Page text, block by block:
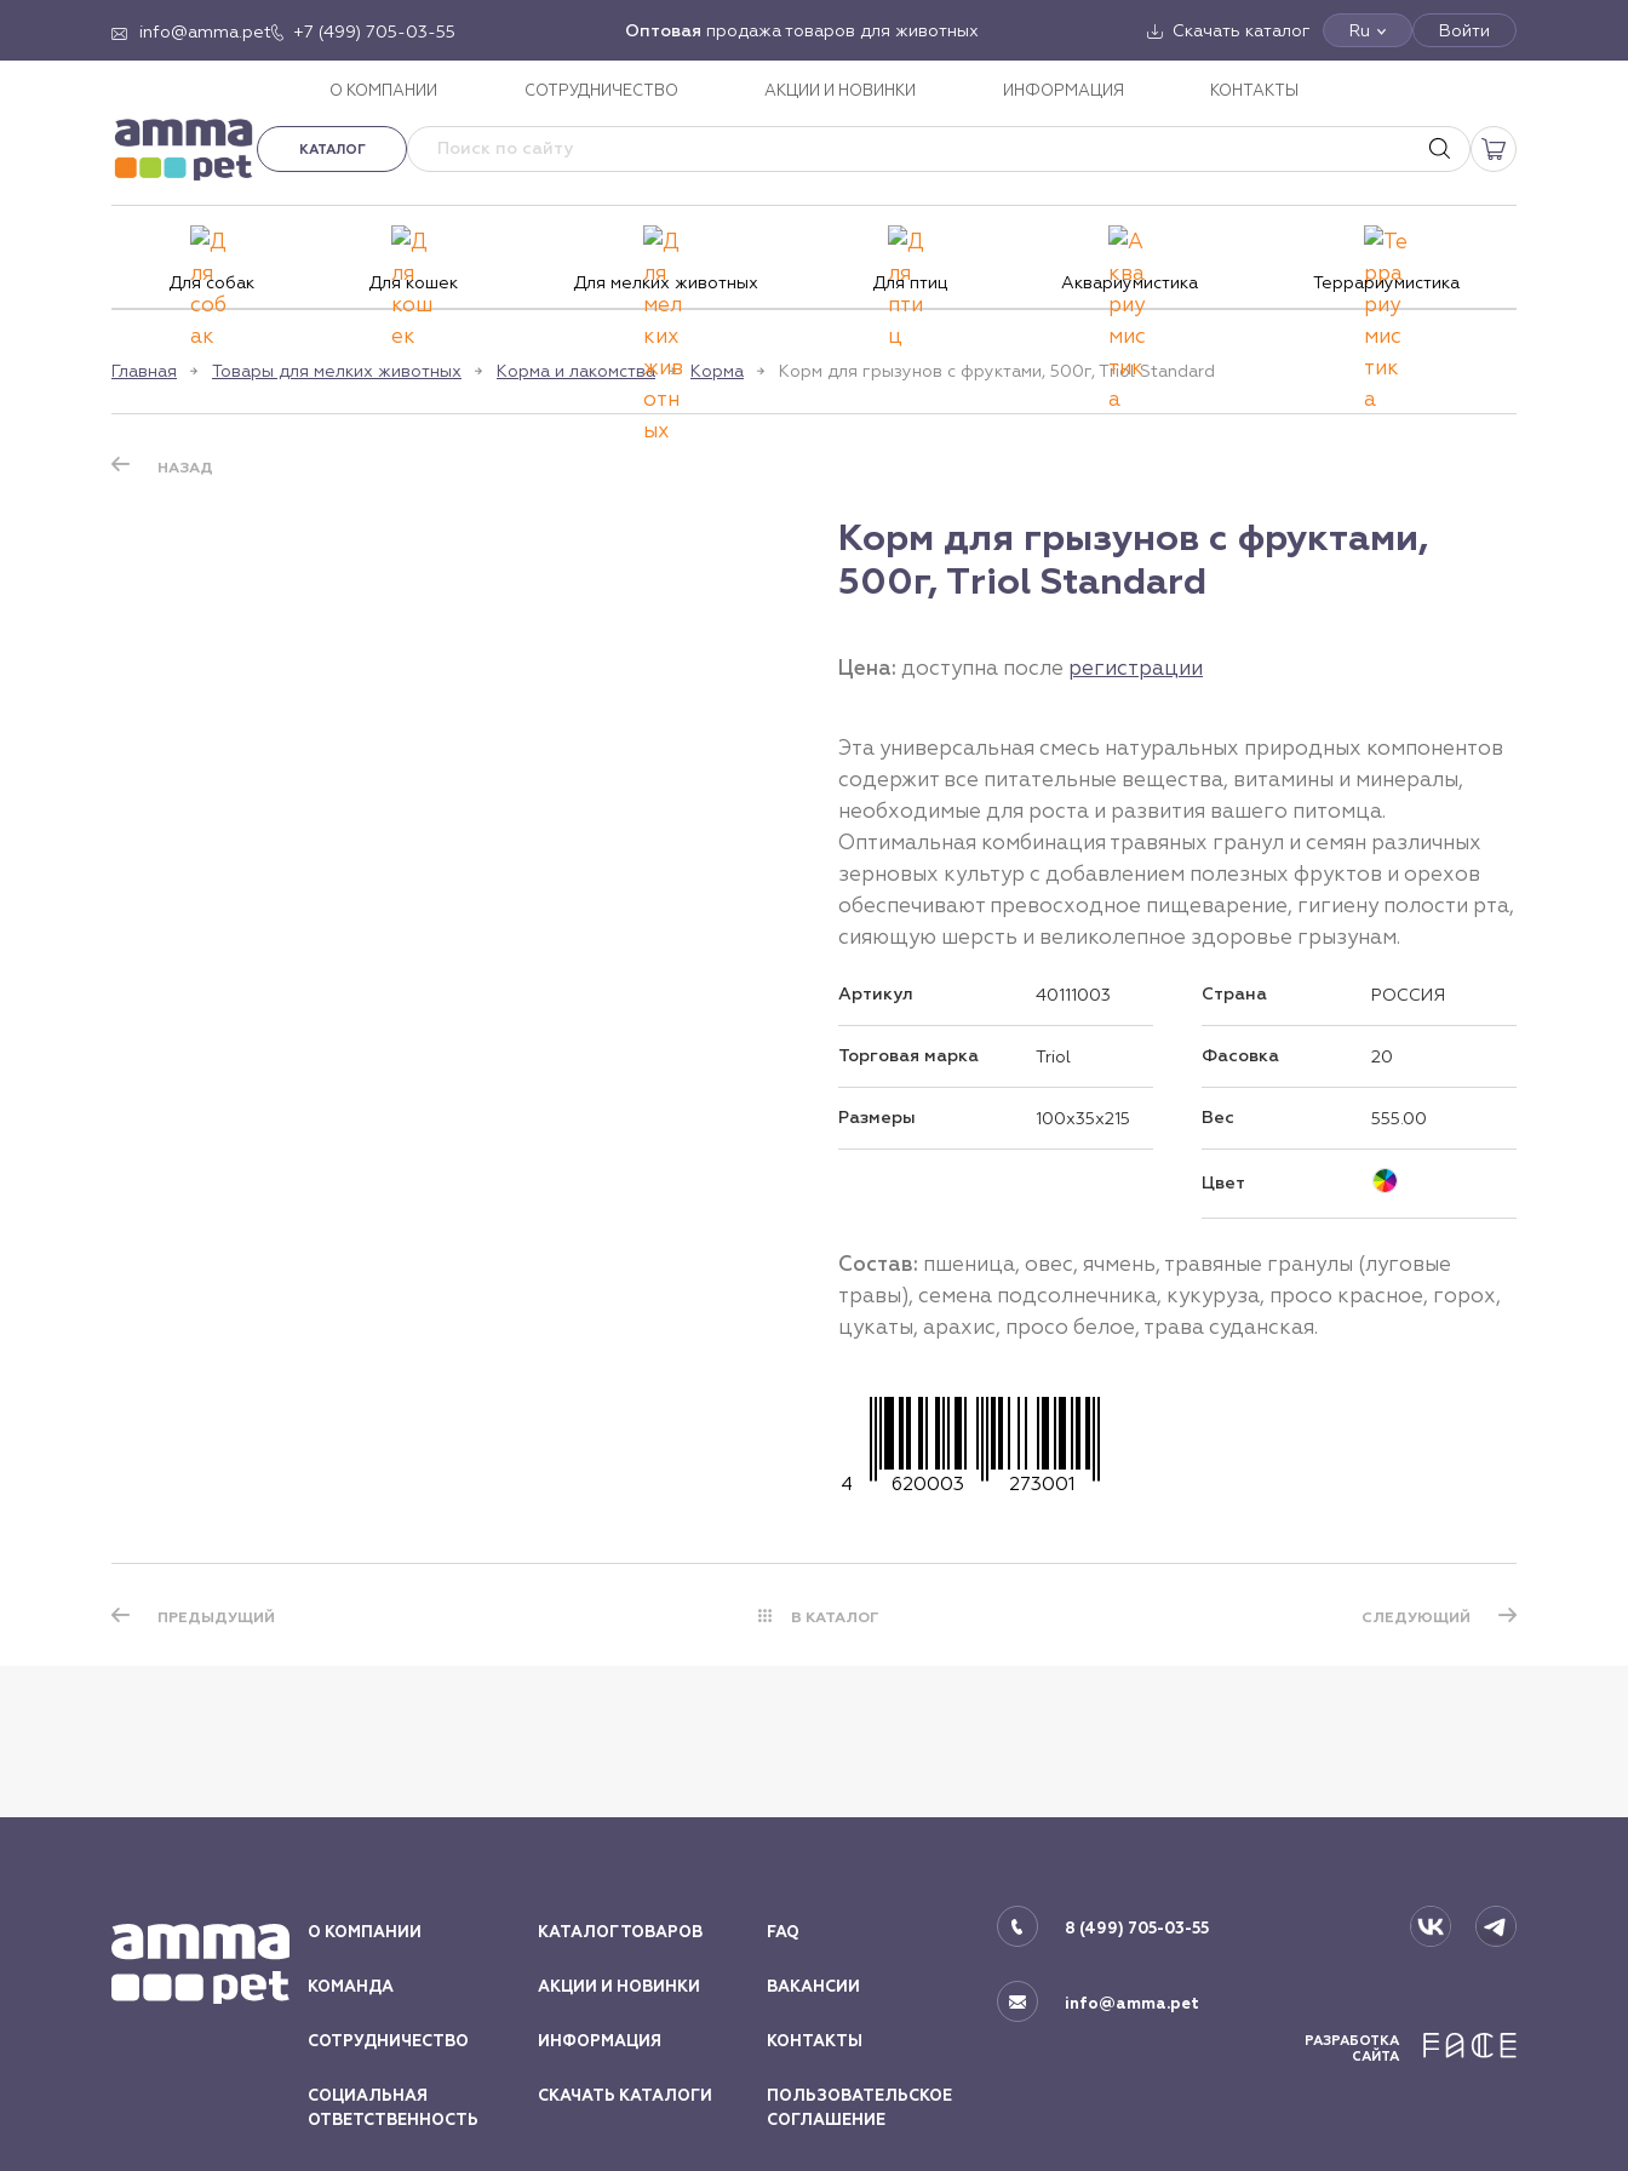
info@amma.pet +7 (499) 705-03-55 Оптовая продажа товаров для животных Скачать каталог Ru Войти
О КОМПАНИИ СОТРУДНИЧЕСТВО АКЦИИ И НОВИНКИ ИНФОРМАЦИЯ КОНТАКТЫ
КАТАЛОГ
Для собак Для кошек Для мелких животных Для птиц Аквариумистика Террариумистика
Главная Товары для мелких животных Корма и лакомства Корма Корм для грызунов с фруктами, 500г, Тriol Standard
НАЗАД
Корм для грызунов с фруктами,
500г, Тriol Standard
Цена: доступна после регистрации
Эта универсальная смесь натуральных природных компонентов
содержит все питательные вещества, витамины и минералы,
необходимые для роста и развития вашего питомца.
Оптимальная комбинация травяных гранул и семян различных
зерновых культур с добавлением полезных фруктов и орехов
обеспечивают превосходное пищеварение, гигиену полости рта,
сияющую шерсть и великолепное здоровье грызунам.
Артикул 40111003
Торговая марка Triol
Размеры 100x35x215
Страна РОССИЯ
Фасовка 20
Вес 555.00
Цвет
Состав: пшеница, овес, ячмень, травяные гранулы (луговые
травы), семена подсолнечника, кукуруза, просо красное, горох,
цукаты, арахис, просо белое, трава суданская.
4 620003 273001
ПРЕДЫДУЩИЙ В КАТАЛОГ СЛЕДУЮЩИЙ
О КОМПАНИИ
КОМАНДА
СОТРУДНИЧЕСТВО
СОЦИАЛЬНАЯ
ОТВЕТСТВЕННОСТЬ
КАТАЛОГ ТОВАРОВ
АКЦИИ И НОВИНКИ
ИНФОРМАЦИЯ
СКАЧАТЬ КАТАЛОГИ
FAQ
ВАКАНСИИ
КОНТАКТЫ
ПОЛЬЗОВАТЕЛЬСКОЕ
СОГЛАШЕНИЕ
8 (499) 705-03-55
info@amma.pet
РАЗРАБОТКА
САЙТА